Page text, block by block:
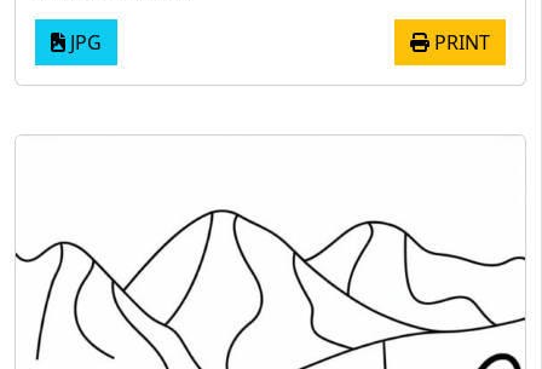
JPG PRINT